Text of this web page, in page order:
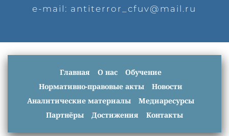
e-mail: antiterror_cfuv@mail.ru
Главная О нас
Обучение
Нормативно-правовые акты
Новости
Аналитические материалы
Медиаресурсы
Партнёры
Достижения Контакты